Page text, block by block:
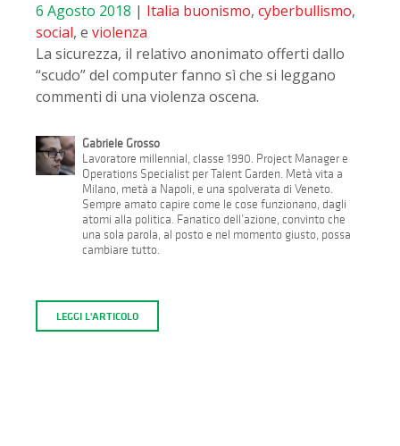
6 Agosto 2018 | Italia buonismo, cyberbullismo,
social, e violenza
La sicurezza, il relativo anonimato offerti dallo
“scudo” del computer fanno sì che si leggano
commenti di una violenza oscena.
Gabriele Grosso
Lavoratore millennial, classe 1990. Project Manager e
Operations Specialist per Talent Garden. Metà vita a
Milano, metà a Napoli, e una spolverata di Veneto.
Sempre amato capire come le cose funzionano, dagli
atomi alla politica. Fanatico dell’azione, convinto che
una sola parola, al posto e nel momento giusto, possa
cambiare tutto.
LEGGI L'ARTICOLO